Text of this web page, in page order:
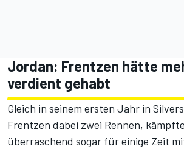
Jordan: Frentzen hätte
verdient gehabt
Gleich in seinem ersten Jahr in
Frentzen dabei zwei Rennen,
überraschend sogar für einige Zeit